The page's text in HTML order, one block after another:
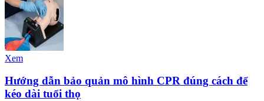
Xem
Hướng dẫn bảo quản mô hình CPR đúng cách để
kéo dài tuổi thọ